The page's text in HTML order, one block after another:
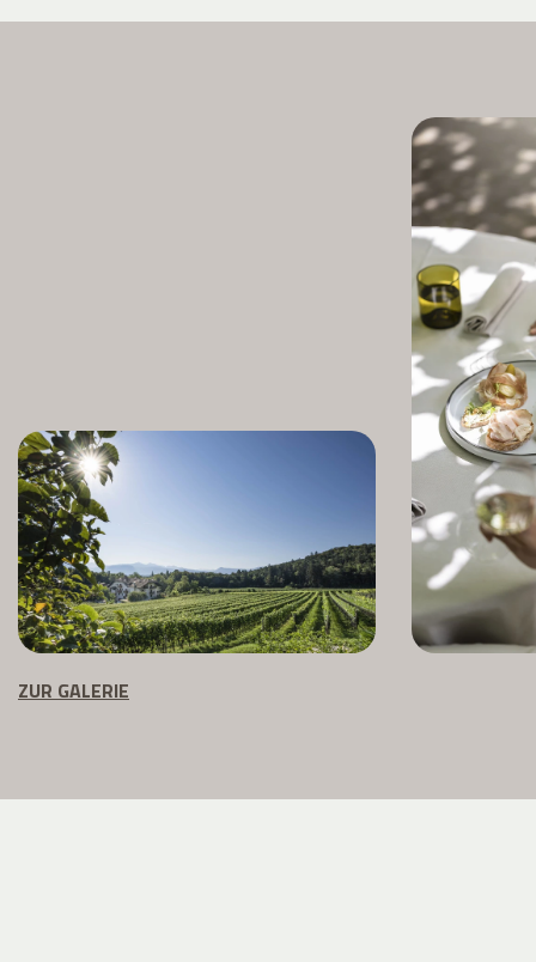
ZUR GALERIE